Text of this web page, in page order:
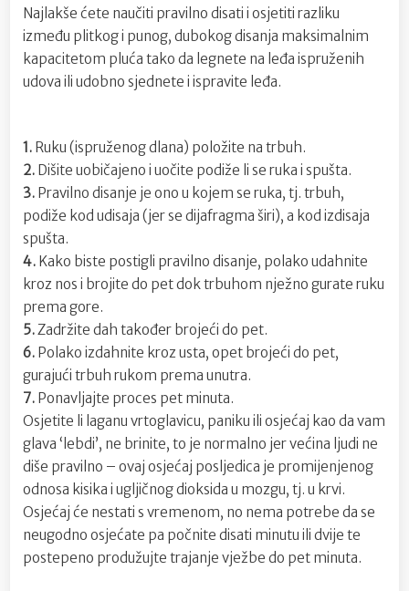
Najlakše ćete naučiti pravilno disati i osjetiti razliku
između plitkog i punog, dubokog disanja maksimalnim
kapacitetom pluća tako da legnete na leđa ispruženih
udova ili udobno sjednete i ispravite leđa.
1. Ruku (ispruženog dlana) položite na trbuh.
2. Dišite uobičajeno i uočite podiže li se ruka i spušta.
3. Pravilno disanje je ono u kojem se ruka, tj. trbuh,
podiže kod udisaja (jer se dijafragma širi), a kod izdisaja
spušta.
4. Kako biste postigli pravilno disanje, polako udahnite
kroz nos i brojite do pet dok trbuhom nježno gurate ruku
prema gore.
5.Zadržite dah također brojeći do pet.
6. Polako izdahnite kroz usta, opet brojeći do pet,
gurajući trbuh rukom prema unutra.
7. Ponavljajte proces pet minuta.
Osjetite li laganu vrtoglavicu, paniku ili osjećaj kao da vam
glava ‘lebdi’, ne brinite, to je normalno jer većina ljudi ne
diše pravilno – ovaj osjećaj posljedica je promijenjenog
odnosa kisika i ugljičnog dioksida u mozgu, tj. u krvi.
Osjećaj će nestati s vremenom, no nema potrebe da se
neugodno osjećate pa počnite disati minutu ili dvije te
postepeno produžujte trajanje vježbe do pet minuta.